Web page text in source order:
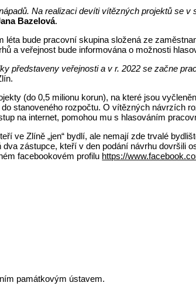
Na realizaci devíti vítězných projektů se
Bazelová.
léta bude pracovní skupina složená ze
a veřejnost bude informována o možnosti
představeny veřejnosti a v r. 2022 se začne
(do 0,5 milionu korun), na které jsou
stanoveného rozpočtu. O vítězných návrzích
na internet, pomohou mu s hlasováním
ve Zlíně „jen“ bydlí, ale nemají zde trvalé
zástupce, kteří v den podání návrhu dovršili
facebookovém profilu https://
památkovým ústavem.